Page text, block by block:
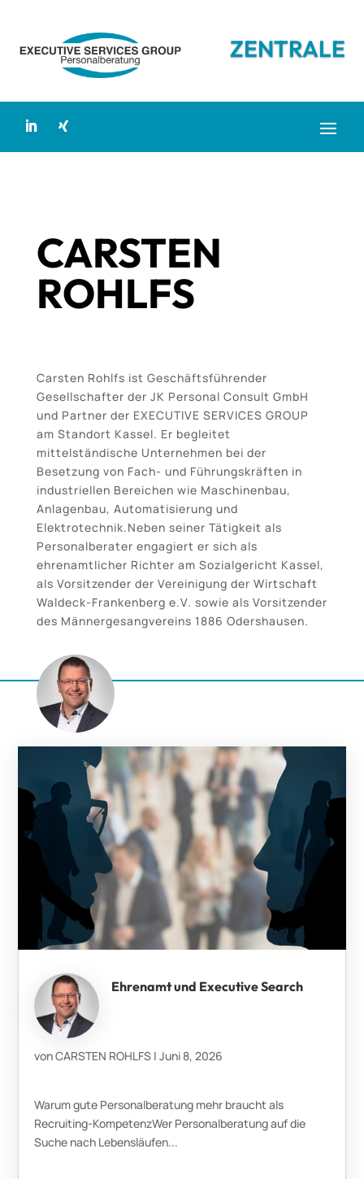
ZENTRALE
CARSTEN
ROHLFS
Carsten Rohlfs ist Geschäftsführender
Gesellschafter der JK Personal Consult GmbH
und Partner der EXECUTIVE SERVICES GROUP
am Standort Kassel. Er begleitet
mittelständische Unternehmen bei der
Besetzung von Fach- und Führungskräften in
industriellen Bereichen wie Maschinenbau,
Anlagenbau, Automatisierung und
Elektrotechnik.Neben seiner Tätigkeit als
Personalberater engagiert er sich als
ehrenamtlicher Richter am Sozialgericht Kassel,
als Vorsitzender der Vereinigung der Wirtschaft
Waldeck-Frankenberg e.V. sowie als Vorsitzender
des Männergesangvereins 1886 Odershausen.
Ehrenamt und Executive Search
vonCARSTEN ROHLFS |Juni 8, 2026
Warum gute Personalberatung mehr braucht als
Recruiting-KompetenzWer Personalberatung auf die
Suche nach Lebensläufen...